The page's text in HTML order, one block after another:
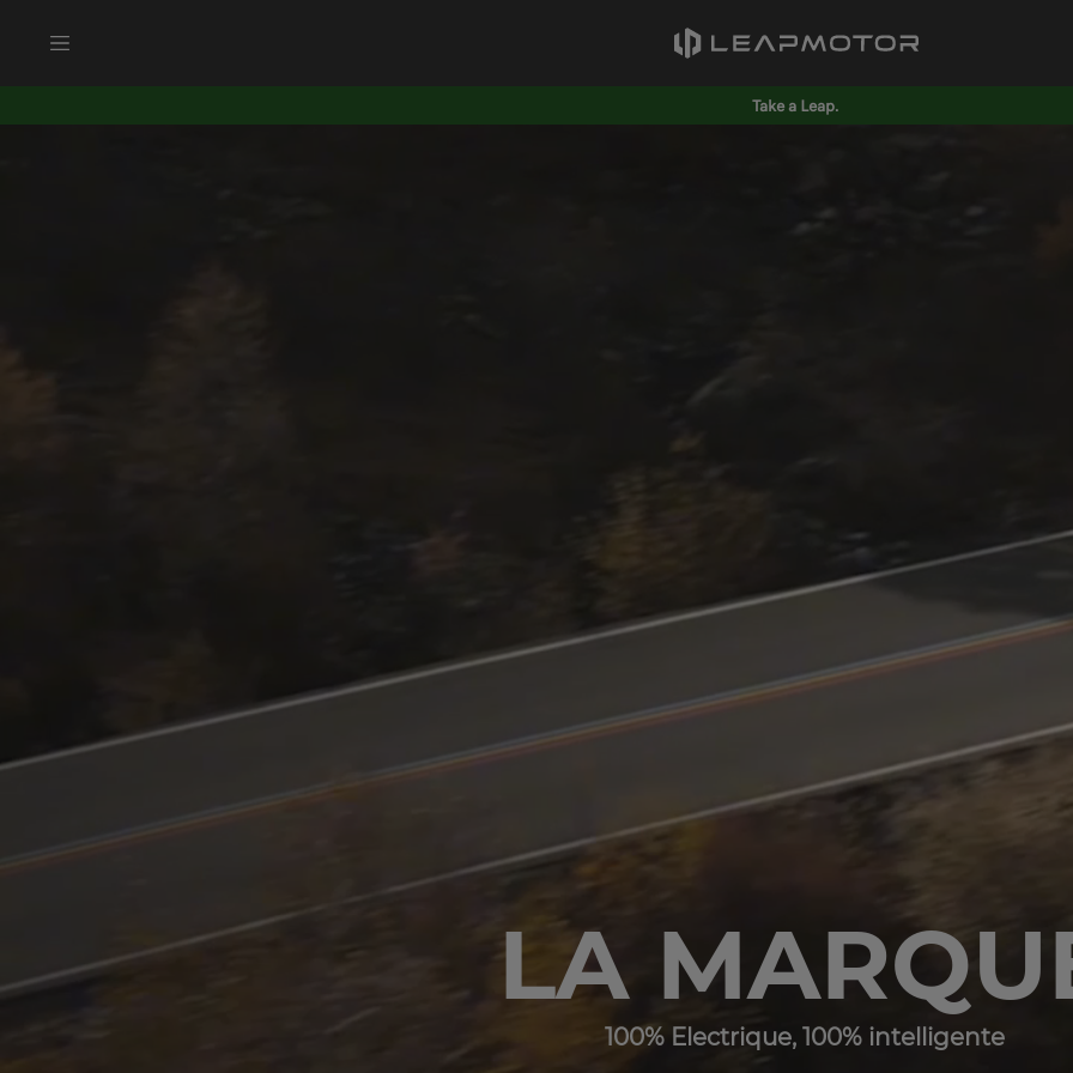
Take a Leap.
LA
100% Electrique, 100% intelligente